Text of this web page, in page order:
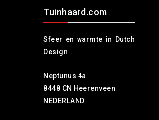
Tuinhaard.com
Sfeer en warmte in Dutch
Design
Neptunus 4a
8448 CN Heerenveen
NEDERLAND